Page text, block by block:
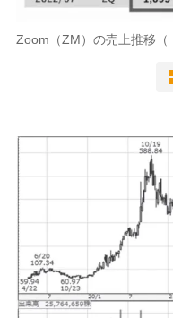
Zoom（ZM）の売上推移（